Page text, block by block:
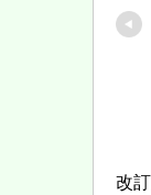
改